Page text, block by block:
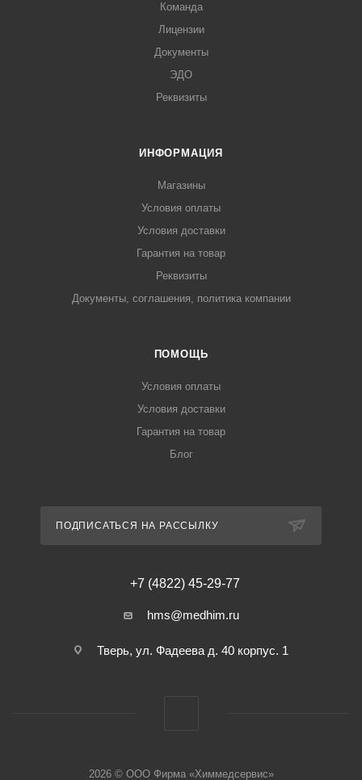
Команда
Лицензии
Документы
ЭДО
Реквизиты
ИНФОРМАЦИЯ
Магазины
Условия оплаты
Условия доставки
Гарантия на товар
Реквизиты
Документы, соглашения, политика компании
ПОМОЩЬ
Условия оплаты
Условия доставки
Гарантия на товар
Блог
ПОДПИСАТЬСЯ НА РАССЫЛКУ
+7 (4822) 45-29-77
hms@medhim.ru
Тверь, ул. Фадеева д. 40 корпус. 1
2026 © ООО Фирма «Химмедсервис»